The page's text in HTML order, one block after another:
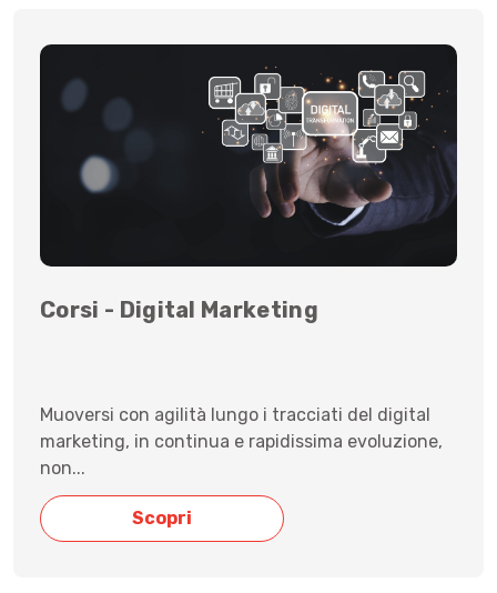
Corsi - Digital Marketing
Muoversi con agilità lungo i tracciati del digital
marketing, in continua e rapidissima evoluzione,
non...
Scopri